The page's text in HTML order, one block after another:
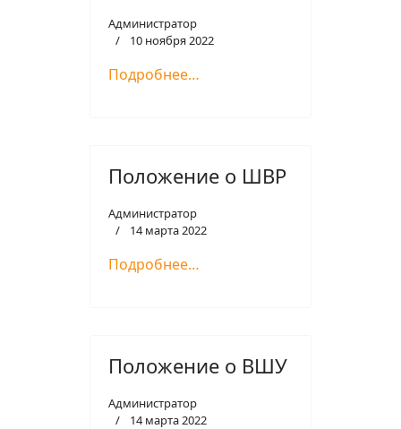
Администратор
10 ноября 2022
Подробнее…
Положение о ШВР
Администратор
14 марта 2022
Подробнее…
Положение о ВШУ
Администратор
14 марта 2022